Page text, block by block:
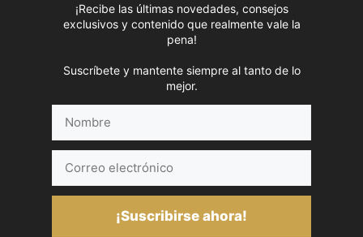
¡Recibe las últimas novedades, consejos
exclusivos y contenido que realmente vale la
pena!
Suscríbete y mantente siempre al tanto de lo
mejor.
electrónico
¡Suscribirse ahora!